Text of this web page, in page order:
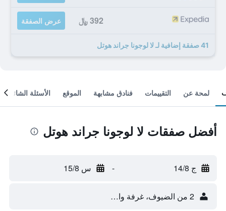
392 ﷼ عرض الصفقة
41 صفقة إضافية لـ لا لوجونا جراند هوتل
لمحة عن التقييمات فنادق مشابهة الموقع الأسئلة الشائعة
أفضل صفقات لا لوجونا جراند هوتل
ج 14/8 - س 15/8
2 من الضيوف، غرفة واحدة